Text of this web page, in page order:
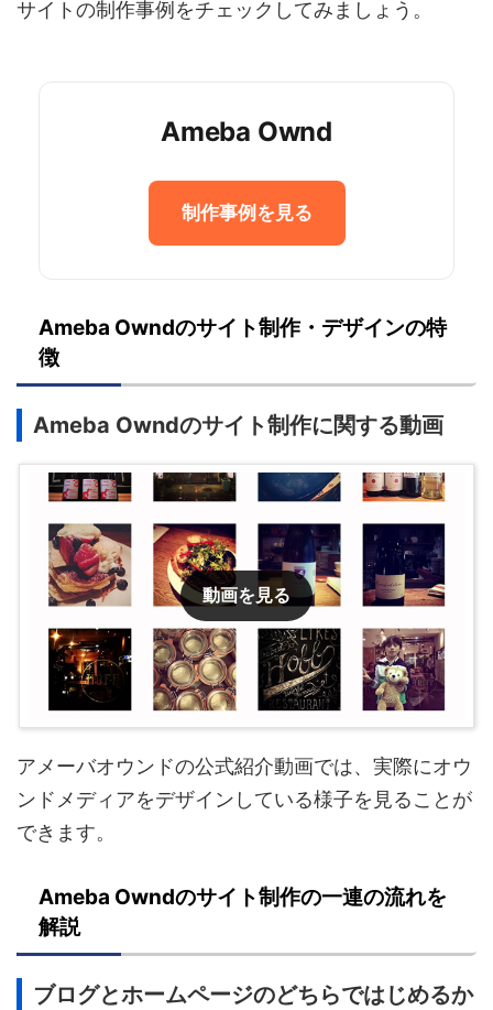
サイトの制作事例をチェックしてみましょう。
Ameba Ownd
制作事例を見る
Ameba Owndのサイト制作・デザインの特
徴
Ameba Owndのサイト制作に関する動画
動画を見る
アメーバオウンドの公式紹介動画では、実際にオウ
ンドメディアをデザインしている様子を見ることが
できます。
Ameba Owndのサイト制作の一連の流れを
解説
ブログとホームページのどちらではじめるか